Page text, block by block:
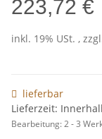
223,72 €
inkl. 19% USt. ,
lieferbar
Lieferzeit:
Bearbeitung:2 - 3